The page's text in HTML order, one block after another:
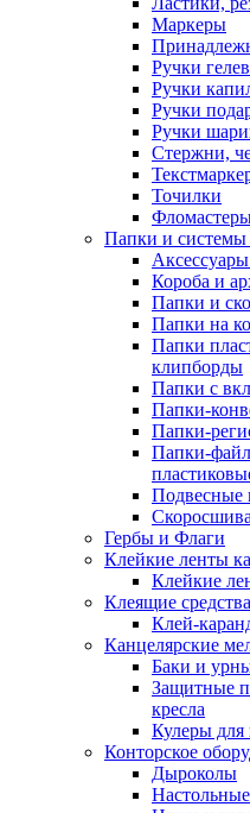
Маркеры
Ручки
Ручки
Ручки
Ручки
Стержни,
Точилки
Папки и системы
Короба и
Папки и
Папки на
Папки
клипборды
Папки с
Папки-
Папки-
Папки-
Подвесные
Гербы и Флаги
Клейкие ленты
Клейкие
Клеящие средства
Клей-
Канцелярские
Баки и
Защитные
кресла
Кулеры для
Конторское
Дыроколы